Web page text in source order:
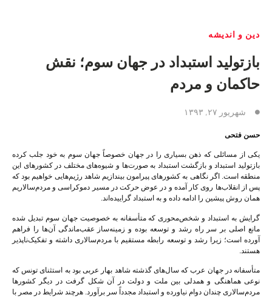
دین و اندیشه
بازتولید استبداد در جهان سوم؛ نقش
حاکمان و مردم
شهریور ۲۷, ۱۳۹۳
حسن فتحی
یکی از مسائلی که ذهن بسیاری را در جهان خصوصاً جهان سوم به خود جلب کرده
بازتولید استبداد و بازگشت استبداد به صورت‌ها و شیوه‌های مختلف در کشورهای این
منطقه است. اگر نگاهی به کشورهای پیرامون بیندازیم شاهد رژیم‌هایی خواهیم بود که
پس از انقلاب‌ها روی کار آمده و در عوض حرکت در مسیر دموکراسی و مردم‌سالاریم
همان روش پیشین را ادامه داده و به استبداد گراییده‌اند.
گرایش به استبداد و شخص‌محوری که متأسفانه به خصوصیت جهان سوم تبدیل شده
مانع اصلی بر سر راه رشد و توسعه بوده و زمینه‌ساز عقب‌ماندگی آن‌ها را فراهم
آورده است؛ زیرا رشد و توسعه رابطه مستقیم با مردم‌سالاری داشته و تفکیک‌ناپذیر
هستند.
متأسفانه در جهان عرب که سال‌های گذشته شاهد بهار عربی بود به استثنای تونس که
نوعی هماهنگی و همدلی بین ملت و دولت در آن شکل گرفت در دیگر کشورها
مردم‌سالاری چندان دوام نیاورده و استبداد مجدداً سر برآورد. هرچند شرایط در مصر با